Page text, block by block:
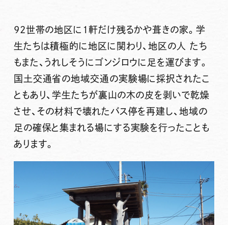
92世帯の地区に1軒だけ残るかや葺きの家。学
生たちは積極的に地区に関わり、地区の人 たち
もまた、うれしそうにゴンジロウに足を運びます。
国土交通省の地域交通の実験場に採択されたこ
ともあり、学生たちが裏山の木の皮を剥いで乾燥
させ、その材料で壊れたバス停を再建し、地域の
足の確保と集まれる場にする実験を行ったことも
あります。